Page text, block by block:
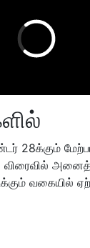
28க்கும்
வகையில்